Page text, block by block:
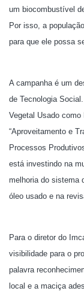
um biocombustível
Por isso, a
para que ele possa
A campanha é um
de Tecnologia
Vegetal Usado
“Aproveitamento e
Processos
está investindo na
melhoria do sistema
óleo usado e na
Para o diretor do
visibilidade para o
palavra
local e a maciça